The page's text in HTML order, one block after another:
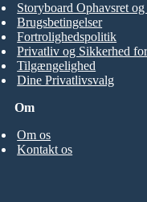
Om
Om os
Kontakt os
Storyboard Ophavsret
Brugsbetingelser
Fortrolighedspolitik
Privatliv og Sikkerhed
Tilgængelighed
Dine Privatlivsvalg